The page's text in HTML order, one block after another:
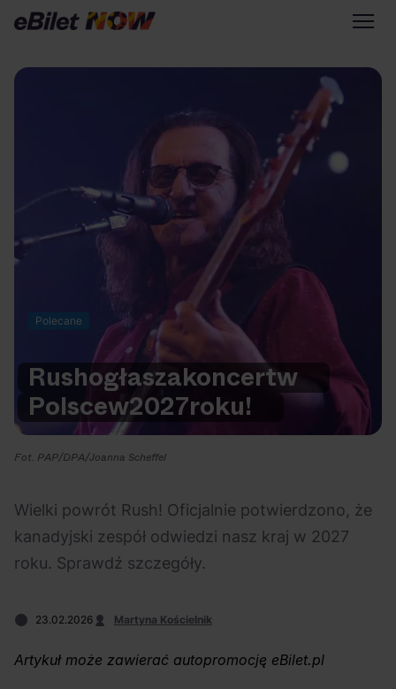
Zapisz się na newsletter
Przejdź na eBilet.pl
Na czasie
Polecane Scena Impostora 06.08.2026
prawdziwym fanem
Chivasa?
KAMAAAN nową
inicjatywą eBilet
jednoczącą fanów
Warto sprawdzić na eBilet NOW
Poza nurtem
Poznaj Polskę
Kultura Osobista
Polecane
Rushogłaszakoncertw
Polscew2027roku!
Fot. PAP/DPA/Joanna Scheffel
Wielki powrót Rush! Oficjalnie potwierdzono, że
kanadyjski zespół odwiedzi nasz kraj w 2027
roku. Sprawdź szczegóły.
23.02.2026 Martyna Kościelnik
Artykuł może zawierać autopromocję eBilet.pl